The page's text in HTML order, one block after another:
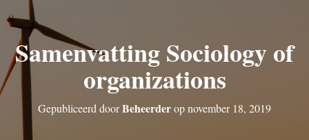
W
Samenvatting Sociology of
organizations
Gepubliceerd doorBeheerderopnovember 18, 2019